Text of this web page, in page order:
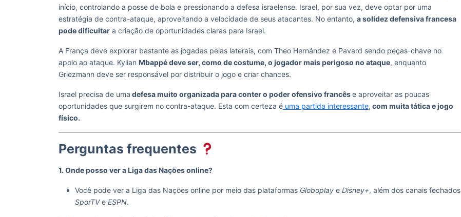
início, controlando a posse de bola e pressionando a defesa israelense. Israel, por sua vez, deve optar por uma
estratégia de contra-ataque, aproveitando a velocidade de seus atacantes. No entanto, a solidez defensiva francesa
pode dificultar a criação de oportunidades claras para Israel.
A França deve explorar bastante as jogadas pelas laterais, com Theo Hernández e Pavard sendo peças-chave no
apoio ao ataque. Kylian Mbappé deve ser, como de costume, o jogador mais perigoso no ataque, enquanto
Griezmann deve ser responsável por distribuir o jogo e criar chances.
Israel precisa de uma defesa muito organizada para conter o poder ofensivo francêse aproveitar as poucas
oportunidades que surgirem no contra-ataque. Esta com certeza é uma partida interessante, com muita tática e jogo
físico.
Perguntas frequentes
1. Onde posso ver a Liga das Nações online?
Você pode ver a Liga das Nações online por meio das plataformas Globoplay e Disney+, além dos canais fechados
SporTVe ESPN.